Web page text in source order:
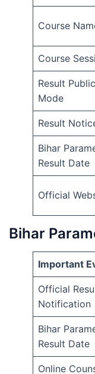
Course
Course
Result
Mode
Result
Bihar
Result Date
Official
Bihar
Important
Official
Notification
Bihar
Result Date
Online